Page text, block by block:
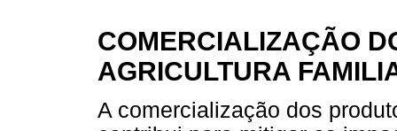
COMERCIALIZAÇÃO
AGRICULTURA
A comercialização dos